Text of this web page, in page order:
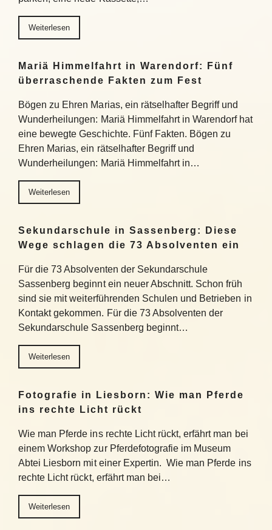
Weiterlesen
Mariä Himmelfahrt in Warendorf: Fünf
überraschende Fakten zum Fest
Bögen zu Ehren Marias, ein rätselhafter Begriff und
Wunderheilungen: Mariä Himmelfahrt in Warendorf hat
eine bewegte Geschichte. Fünf Fakten. Bögen zu
Ehren Marias, ein rätselhafter Begriff und
Wunderheilungen: Mariä Himmelfahrt in…
Weiterlesen
Sekundarschule in Sassenberg: Diese
Wege schlagen die 73 Absolventen ein
Für die 73 Absolventen der Sekundarschule
Sassenberg beginnt ein neuer Abschnitt. Schon früh
sind sie mit weiterführenden Schulen und Betrieben in
Kontakt gekommen. Für die 73 Absolventen der
Sekundarschule Sassenberg beginnt…
Weiterlesen
Fotografie in Liesborn: Wie man Pferde
ins rechte Licht rückt
Wie man Pferde ins rechte Licht rückt, erfährt man bei
einem Workshop zur Pferdefotografie im Museum
Abtei Liesborn mit einer Expertin. Wie man Pferde ins
rechte Licht rückt, erfährt man bei…
Weiterlesen